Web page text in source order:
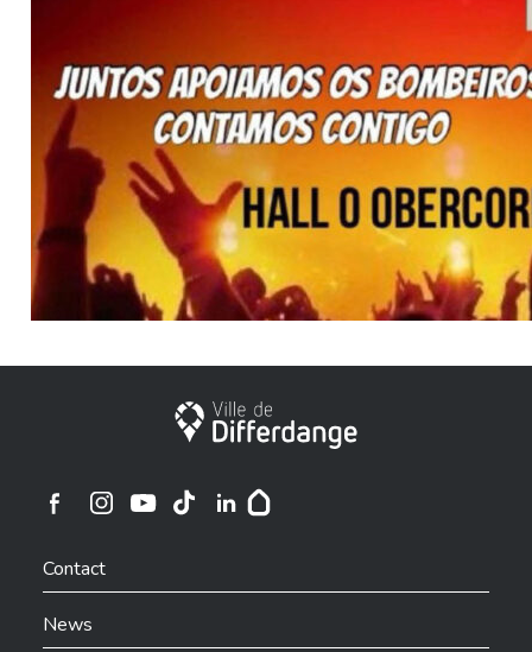
City of Differdange
Ville de Differdange sur Instagram
Contact
News